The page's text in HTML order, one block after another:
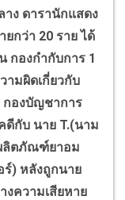
ง ดารานักแสดง
กว่า 20 ราย ได้
กองกำกับการ 1
ามผิดเกี่ยวกับ
กองบัญชาการ
ดีกับ นาย T.(นาม
ลิตภัณฑ์ยาอม
ร์) หลังถูกนาย
งความเสียหาย